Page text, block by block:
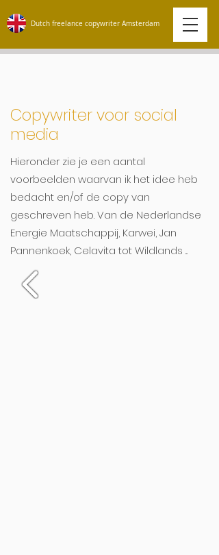
Dutch freelance copywriter Amsterdam
Copywriter voor social
media
Hieronder zie je een aantal
voorbeelden waarvan ik het idee heb
bedacht en/of de copy van
geschreven heb. Van de Nederlandse
Energie Maatschappij, Karwei, Jan
Pannenkoek, Celavita tot Wildlands ...